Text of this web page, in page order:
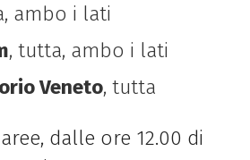
ambo i lati
, tutta, ambo i lati
Veneto, tutta
dalle ore 12.00 di